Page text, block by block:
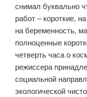
снимал буквально
работ – короткие,
на беременность,
полноценные
четверть часа о
режиссера
социальной
экологической